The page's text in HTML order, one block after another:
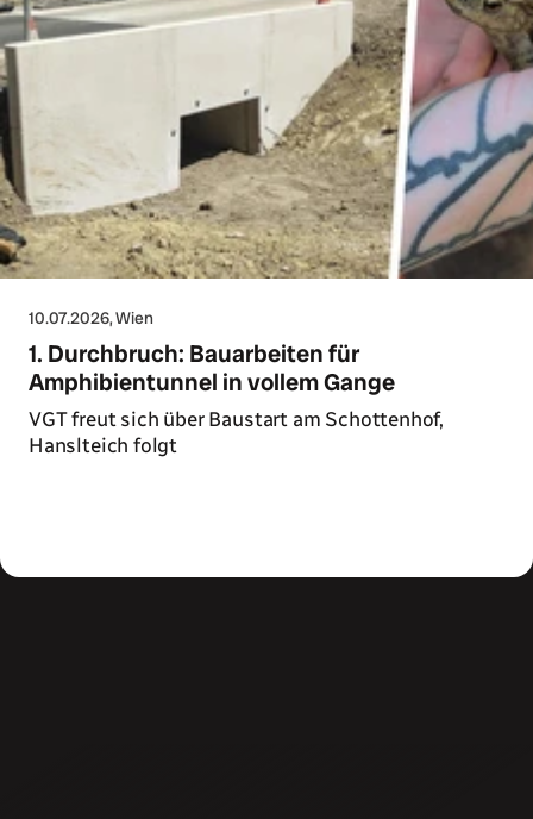
10.07.2026, Wien
1. Durchbruch: Bauarbeiten für
Amphibientunnel in vollem Gange
VGT freut sich über Baustart am Schottenhof,
Hanslteich folgt